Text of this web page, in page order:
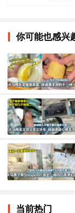
你可能也感兴
当前热门